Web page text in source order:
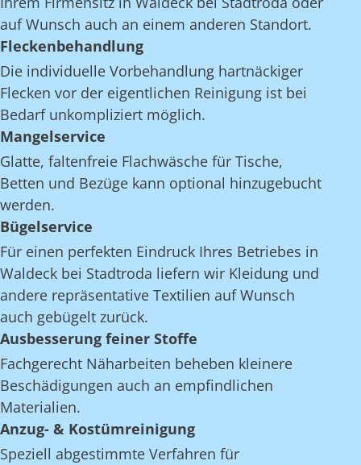
auf Wunsch auch an einem anderen Standort.
Fleckenbehandlung
Die individuelle Vorbehandlung hartnäckiger
Flecken vor der eigentlichen Reinigung ist bei
Bedarf unkompliziert möglich.
Mangelservice
Glatte, faltenfreie Flachwäsche für Tische,
Betten und Bezüge kann optional hinzugebucht
werden.
Bügelservice
Für einen perfekten Eindruck Ihres Betriebes in
Waldeck bei Stadtroda liefern wir Kleidung und
andere repräsentative Textilien auf Wunsch
auch gebügelt zurück.
Ausbesserung feiner Stoffe
Fachgerecht Näharbeiten beheben kleinere
Beschädigungen auch an empfindlichen
Materialien.
Anzug- & Kostümreinigung
Speziell abgestimmte Verfahren für